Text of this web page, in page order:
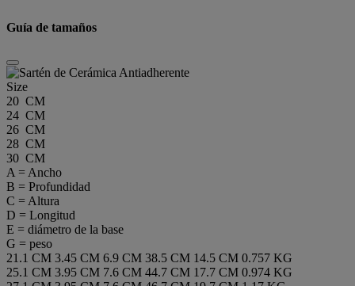
Guía de tamaños
Size
20 CM
24 CM
26 CM
28 CM
30 CM
A = Ancho
B = Profundidad
C = Altura
D = Longitud
E = diámetro de la base
G = peso
21.1 CM 3.45 CM 6.9 CM 38.5 CM 14.5 CM 0.757 KG
25.1 CM 3.95 CM 7.6 CM 44.7 CM 17.7 CM 0.974 KG